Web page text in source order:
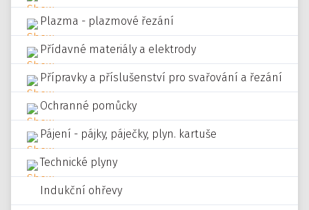
Plazma - plazmové řezání
Přídavné materiály a elektrody
Přípravky a příslušenství pro svařování a řezání
Ochranné pomůcky
Pájení - pájky, páječky, plyn. kartuše
Technické plyny
Indukční ohřevy